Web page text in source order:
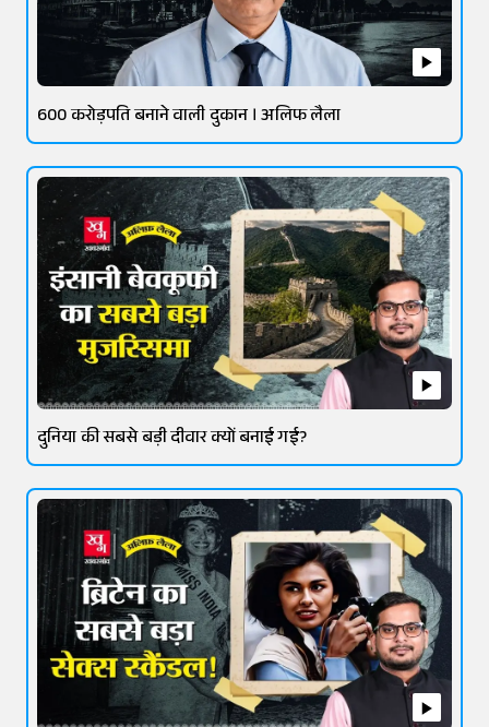
600 करोड़पति बनाने वाली दुकान । अलिफ लैला
दुनिया की सबसे बड़ी दीवार क्यों बनाई गई?